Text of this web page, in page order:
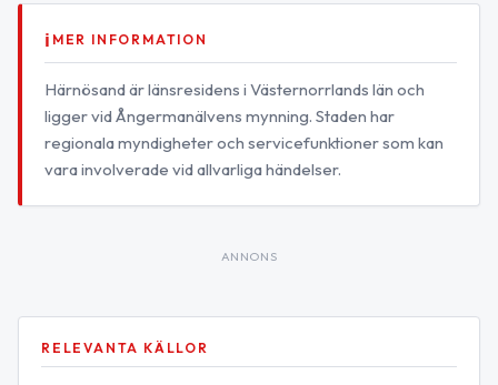
MER INFORMATION
Härnösand är länsresidens i Västernorrlands län och
ligger vid Ångermanälvens mynning. Staden har
regionala myndigheter och servicefunktioner som kan
vara involverade vid allvarliga händelser.
ANNONS
RELEVANTA KÄLLOR